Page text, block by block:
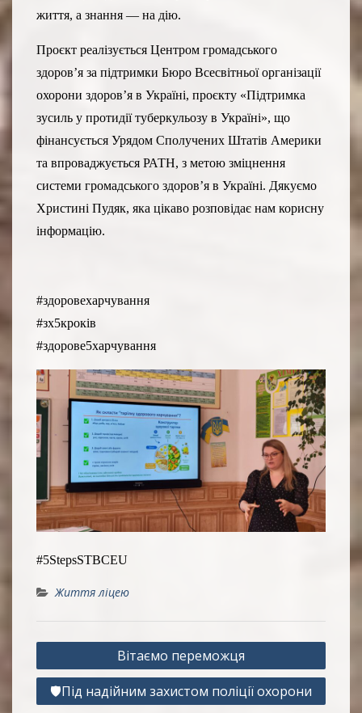
життя, а знання — на дію.
Проєкт реалізується Центром громадського
здоров’я за підтримки Бюро Всесвітньої організації
охорони здоров’я в Україні, проєкту «Підтримка
зусиль у протидії туберкульозу в Україні», що
фінансується Урядом Сполучених Штатів Америки
та впроваджується РАТН, з метою зміцнення
системи громадського здоров’я в Україні. Дякуємо
Христині Пудяк, яка цікаво розповідає нам корисну
інформацію.
#здоровехарчування
#зх5кроків
#здорове5харчування
#5StepsSTBCEU
Життя ліцею
Навігація
записів
Вітаємо переможця
🛡Під надійним захистом поліції охорони